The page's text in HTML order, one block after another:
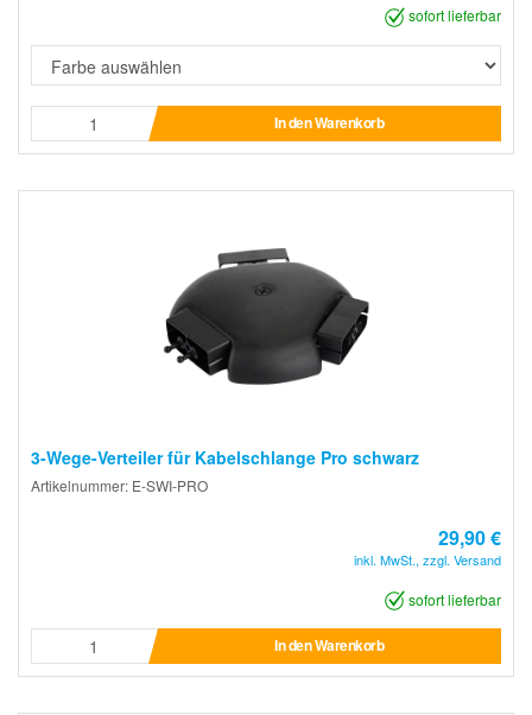
sofort lieferbar
In den Warenkorb
3-Wege-Verteiler für Kabelschlange Pro schwarz
Artikelnummer: E-SWI-PRO
29,90 €
inkl. MwSt., zzgl. Versand
sofort lieferbar
In den Warenkorb